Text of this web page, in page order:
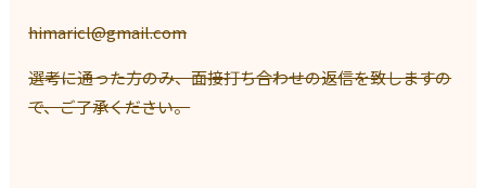
himaricl@gmail.com
選考に通った方のみ、面接打ち合わせの返信を致しますの
で、ご了承ください。